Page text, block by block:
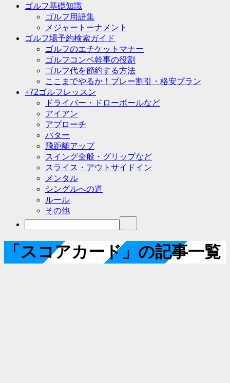
ゴルフ基礎知識
ゴルフ用語集
メジャートーナメント
ゴルフ場予約検索ガイド
ゴルフのエチケットマナー
ゴルフコンペ幹事の役割
ゴルフ代を節約する方法
ここまでやるか！プレー割引・格安プラン
+72ゴルフレッスン
ドライバー・ドローボールなど
アイアン
アプローチ
パター
飛距離アップ
スイング全般・グリップなど
スライス・アウトサイドイン
メンタル
シングルへの道
ルール
その他
「スコアカード」の記事一覧